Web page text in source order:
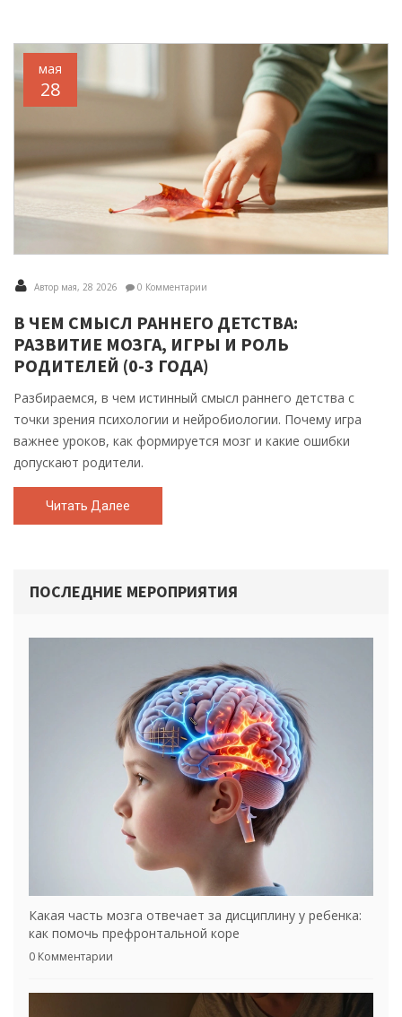
мая
28
Автор мая, 28 2026 0 Комментарии
В ЧЕМ СМЫСЛ РАННЕГО ДЕТСТВА:
РАЗВИТИЕ МОЗГА, ИГРЫ И РОЛЬ
РОДИТЕЛЕЙ (0-3 ГОДА)
Разбираемся, в чем истинный смысл раннего детства с
точки зрения психологии и нейробиологии. Почему игра
важнее уроков, как формируется мозг и какие ошибки
допускают родители.
Читать Далее
ПОСЛЕДНИЕ МЕРОПРИЯТИЯ
Какая часть мозга отвечает за дисциплину у ребенка:
как помочь префронтальной коре
0 Комментарии